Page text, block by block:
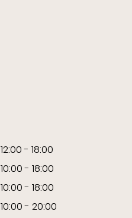
12:00 - 18:00
10:00 - 18:00
10:00 - 18:00
10:00 - 20:00